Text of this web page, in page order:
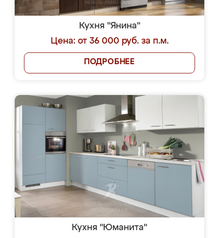
Кухня "Янина"
Цена: от 36 000 руб. за п.м.
ПОДРОБНЕЕ
Кухня "Юманита"